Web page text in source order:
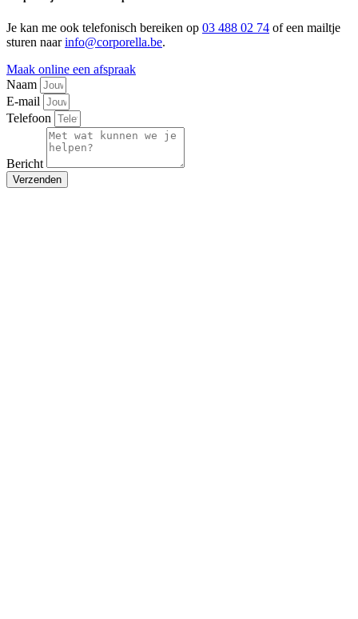
Je kan me ook telefonisch bereiken op 03 488 02 74 of een mailtje
sturen naarinfo@corporella.be.
Maak online een afspraak
Naam
E-mail
Telefoon
Bericht
Verzenden